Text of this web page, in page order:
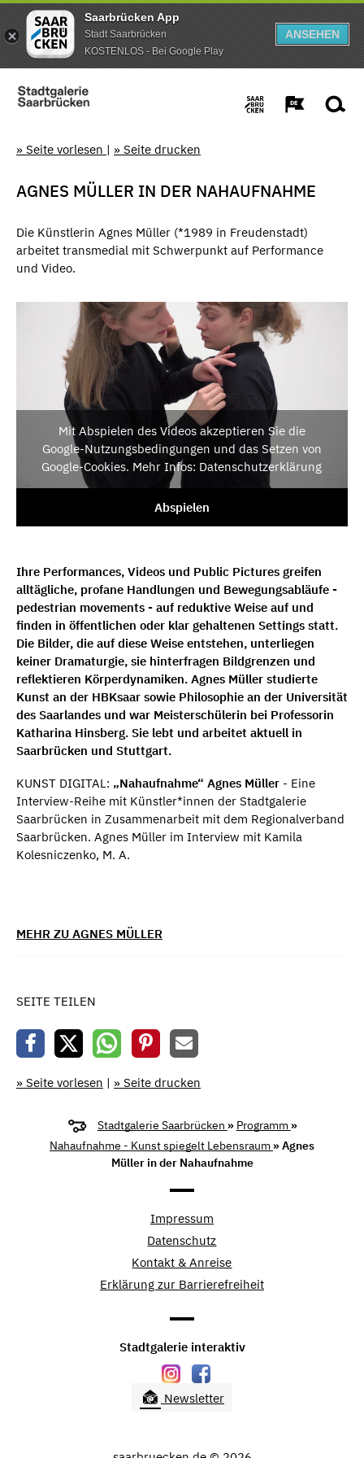
Saarbrücken App
Stadt Saarbrücken
KOSTENLOS - Bei Google Play
ANSEHEN
» Seite vorlesen | » Seite drucken
AGNES MÜLLER IN DER NAHAUFNAHME
Die Künstlerin Agnes Müller (*1989 in Freudenstadt)
arbeitet transmedial mit Schwerpunkt auf Performance
und Video.
Mit Abspielen des Videos akzeptieren Sie die
Google-Nutzungsbedingungen und das Setzen von
Google-Cookies. Mehr Infos: Datenschutzerklärung
Abspielen
Ihre Performances, Videos und Public Pictures greifen
alltägliche, profane Handlungen und Bewegungsabläufe -
pedestrian movements - auf reduktive Weise auf und
finden in öffentlichen oder klar gehaltenen Settings statt.
Die Bilder, die auf diese Weise entstehen, unterliegen
keiner Dramaturgie, sie hinterfragen Bildgrenzen und
reflektieren Körperdynamiken. Agnes Müller studierte
Kunst an der HBKsaar sowie Philosophie an der Universität
des Saarlandes und war Meisterschülerin bei Professorin
Katharina Hinsberg. Sie lebt und arbeitet aktuell in
Saarbrücken und Stuttgart.
KUNST DIGITAL: „Nahaufnahme“ Agnes Müller - Eine
Interview-Reihe mit Künstler*innen der Stadtgalerie
Saarbrücken in Zusammenarbeit mit dem Regionalverband
Saarbrücken. Agnes Müller im Interview mit Kamila
Kolesniczenko, M. A.
MEHR ZU AGNES MÜLLER
SEITE TEILEN
» Seite vorlesen | » Seite drucken
Stadtgalerie Saarbrücken » Programm »
Nahaufnahme - Kunst spiegelt Lebensraum » Agnes
Müller in der Nahaufnahme
Impressum
Datenschutz
Kontakt & Anreise
Erklärung zur Barrierefreiheit
Stadtgalerie interaktiv
Newsletter